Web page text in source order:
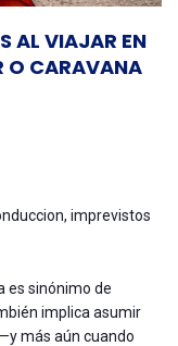
AL VIAJAR EN
O CARAVANA
, imprevistos
es sinónimo de
implica asumir
más aún cuando